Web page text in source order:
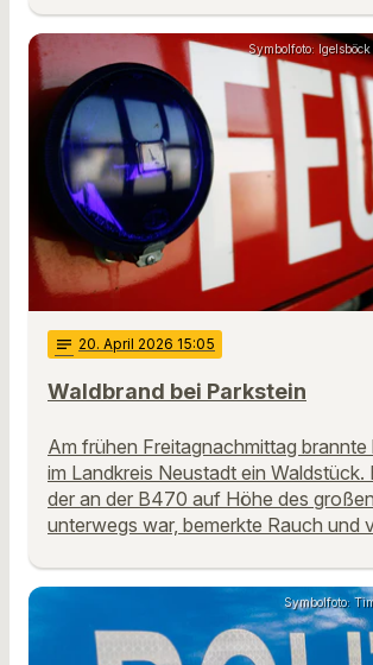
Symbolfoto:
notes 20. April 2026 15:05
Waldbrand bei Parkstein
Am frühen Freitagnachmittag brannte
im Landkreis Neustadt ein Waldstück.
der an der B470 auf Höhe des
unterwegs war, bemerkte Rauch und
Symbolfoto: